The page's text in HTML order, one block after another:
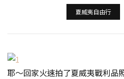
夏威夷自由行
耶～回家火速拍了夏威夷戰利品